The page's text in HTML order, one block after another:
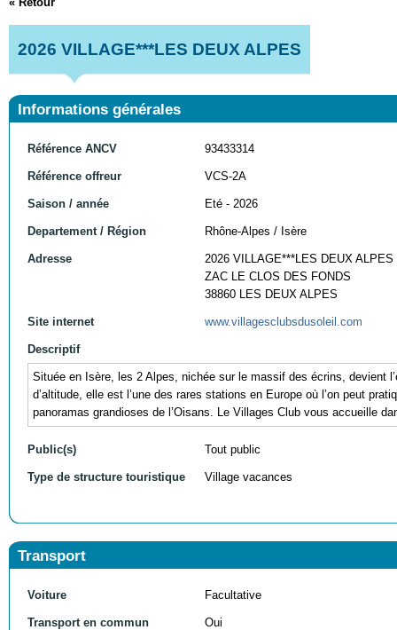
2026 VILLAGE***LES DEUX ALPES
Informations générales
Référence ANCV 93433314
Référence offreur VCS-2A
Saison / année Eté - 2026
Departement / Région Rhône-Alpes / Isère
Adresse
2026 VILLAGE***LES DEUX ALPES
ZAC LE CLOS DES FONDS
38860 LES DEUX ALPES
Site internet www.villagesclubsdusoleil.com
Descriptif
Située en Isère, les 2 Alpes, nichée sur le massif des écrins, devient
d’altitude, elle est l’une des rares stations en Europe où l’on peut
panoramas grandioses de l’Oisans. Le Villages Club vous accueille
Public(s) Tout public
Type de structure touristique Village vacances
Transport
Voiture Facultative
Transport en commun Oui